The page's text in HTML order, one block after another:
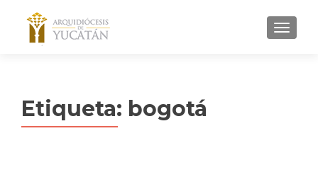
MENU
Etiqueta: bogotá